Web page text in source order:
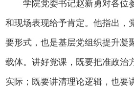
学院党委书记赵新勇对各位
和现场表现给予肯定。他指出，
要形式，也是基层党组织提升凝
载体。讲好党课，既要把准政治
实际；既要讲清理论逻辑，也要